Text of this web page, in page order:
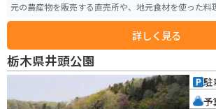
元の農産物を販売する直売所や、地元食材を使った料
ン、お土産コーナーなどがあります。 特に、地元産の新鮮な野菜や果物は人
気があり、季節に応じて様々なものが並びます。 また
板産のりんごを使った「アップルパイ」や、地元産の
ば」などが人気メニューです。 バイクで訪れる場合、駐車場も広々としてお
り、休憩場所としても最適です。 道の駅 やいたは、地
の駅なので、ぜひ観光に訪れてみてください。
詳しく見る
栃木県井頭公園
駐
予